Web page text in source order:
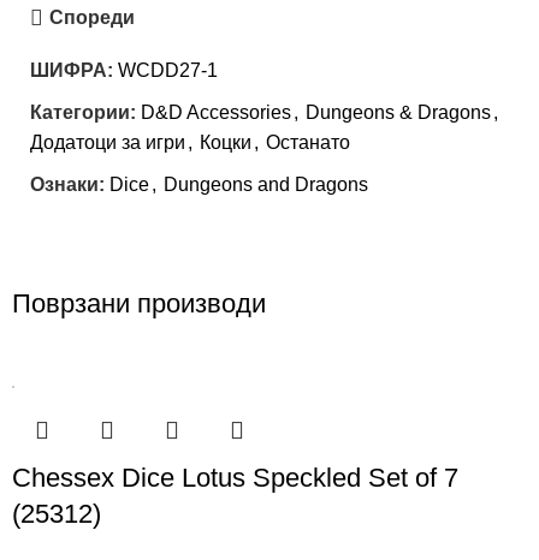
Спореди
ШИФРА: WCDD27-1
Категории: D&D Accessories, Dungeons & Dragons,
Додатоци за игри , Коцки , Останато
Ознаки: Dice, Dungeons and Dragons
Поврзани производи
Chessex Dice Lotus Speckled Set of 7
(25312)